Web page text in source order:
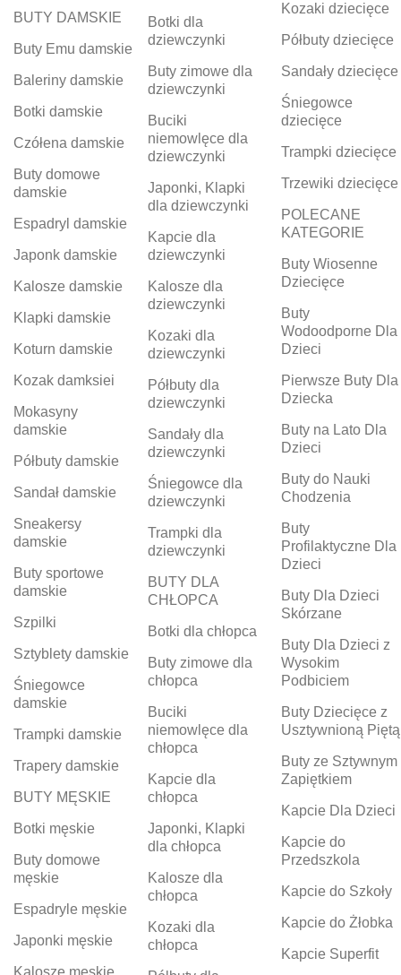
BUTY DAMSKIE
Buty Emu damskie
Baleriny damskie
Botki damskie
Czółena damskie
Buty domowe
damskie
Espadryl damskie
Japonk damskie
Kalosze damskie
Klapki damskie
Koturn damskie
Kozak damksiei
Mokasyny
damskie
Półbuty damskie
Sandał damskie
Sneakersy
damskie
Buty sportowe
damskie
Szpilki
Sztyblety damskie
Śniegowce
damskie
Trampki damskie
Trapery damskie
BUTY MĘSKIE
Botki męskie
Buty domowe
męskie
Espadryle męskie
Japonki męskie
Kalosze męskie
Botki dla
dziewczynki
Buty zimowe dla
dziewczynki
Buciki
niemowlęce dla
dziewczynki
Japonki, Klapki
dla dziewczynki
Kapcie dla
dziewczynki
Kalosze dla
dziewczynki
Kozaki dla
dziewczynki
Półbuty dla
dziewczynki
Sandały dla
dziewczynki
Śniegowce dla
dziewczynki
Trampki dla
dziewczynki
BUTY DLA
CHŁOPCA
Botki dla chłopca
Buty zimowe dla
chłopca
Buciki
niemowlęce dla
chłopca
Kapcie dla
chłopca
Japonki, Klapki
dla chłopca
Kalosze dla
chłopca
Kozaki dla
chłopca
Kozaki dziecięce
Półbuty dziecięce
Sandały dziecięce
Śniegowce
dziecięce
Trampki dziecięce
Trzewiki dziecięce
POLECANE
KATEGORIE
Buty Wiosenne
Dziecięce
Buty
Wodoodporne Dla
Dzieci
Pierwsze Buty Dla
Dziecka
Buty na Lato Dla
Dzieci
Buty do Nauki
Chodzenia
Buty
Profilaktyczne Dla
Dzieci
Buty Dla Dzieci
Skórzane
Buty Dla Dzieci z
Wysokim
Podbiciem
Buty Dziecięce z
Usztywnioną Piętą
Buty ze Sztywnym
Zapiętkiem
Kapcie Dla Dzieci
Kapcie do
Przedszkola
Kapcie do Szkoły
Kapcie do Żłobka
Kapcie Superfit